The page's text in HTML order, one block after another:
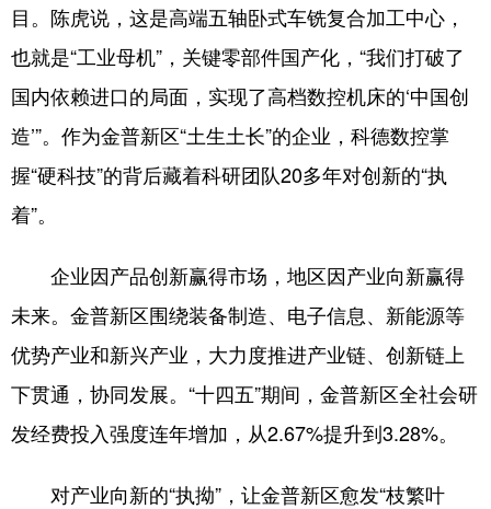
目。陈虎说，这是高端五轴卧式车铣复合加工中心，
也就是“工业母机”，关键零部件国产化，“我们打破了
国内依赖进口的局面，实现了高档数控机床的‘中国创
造’”。作为金普新区“土生土长”的企业，科德数控掌
握“硬科技”的背后藏着科研团队20多年对创新的“执
着”。
企业因产品创新赢得市场，地区因产业向新赢得
未来。金普新区围绕装备制造、电子信息、新能源等
优势产业和新兴产业，大力度推进产业链、创新链上
下贯通，协同发展。“十四五”期间，金普新区全社会研
发经费投入强度连年增加，从2.67%提升到3.28%。
对产业向新的“执拗”，让金普新区愈发“枝繁叶